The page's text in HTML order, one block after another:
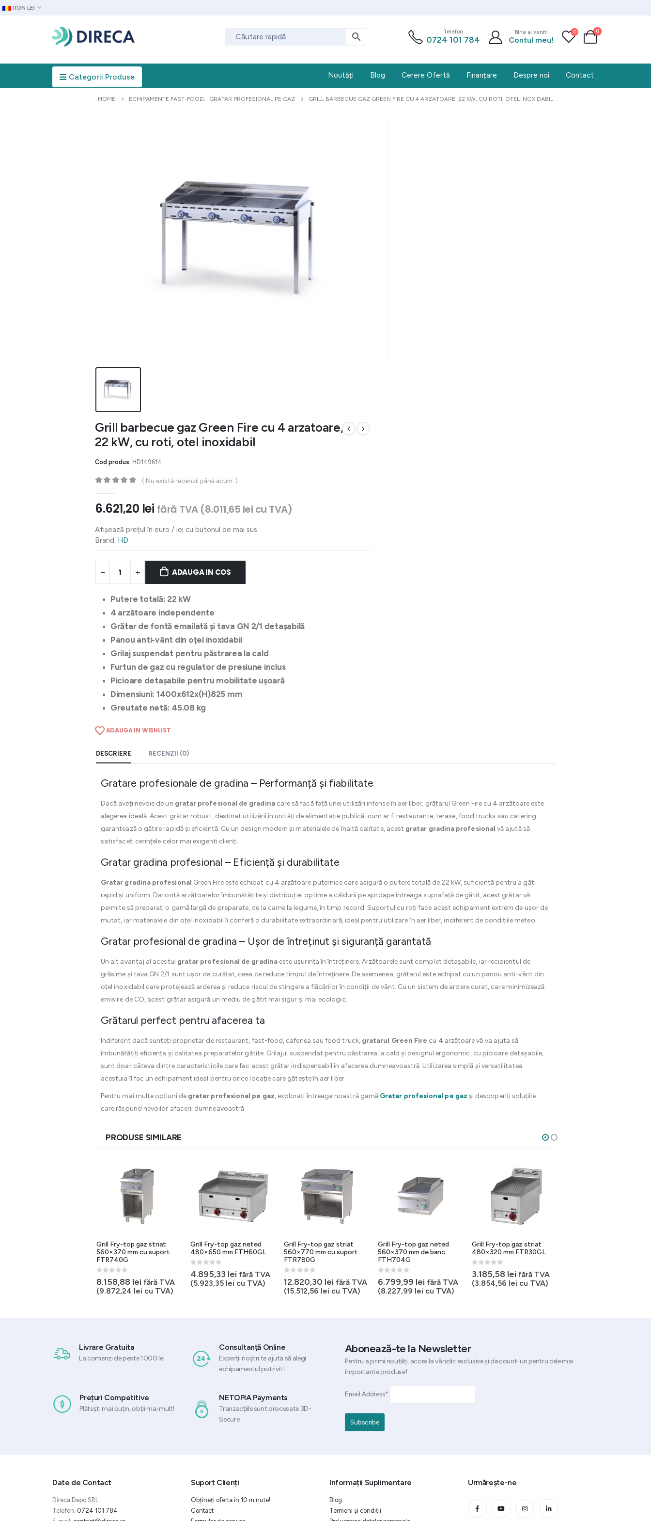
RON LEI
Telefon
0724 101 784
Bine ai venit!
Contul meu!
0 0
Categorii Produse Noutăți Blog Cerere Ofertă Finanțare Despre noi Contact
HOME ECHIPAMENTE FAST-FOOD, GRATAR PROFESIONAL PE GAZ GRILL BARBECUE GAZ GREEN FIRE CU 4 ARZATOARE, 22 KW, CU ROTI, OTEL INOXIDABIL
Grill barbecue gaz Green Fire cu 4 arzatoare,
22 kW, cu roti, otel inoxidabil
Cod produs: HD149614
( Nu există recenzii până acum. )
6.621,20 lei fără TVA (8.011,65 lei cu TVA)
Afișează prețul în euro / lei cu butonul de mai sus
Brand: HD
ADAUGA IN COS
Putere totală: 22 kW
4 arzătoare independente
Grătar de fontă emailată și tava GN 2/1 detașabilă
Panou anti-vânt din oțel inoxidabil
Grilaj suspendat pentru păstrarea la cald
Furtun de gaz cu regulator de presiune inclus
Picioare detașabile pentru mobilitate ușoară
Dimensiuni: 1400x612x(H)825 mm
Greutate netă: 45.08 kg
ADAUGA IN WISHLIST
DESCRIERE RECENZII (0)
Gratare profesionale de gradina – Performanță și fiabilitate
Dacă aveți nevoie de un gratar profesional de gradinacare să facă față unei utilizări intense în aer liber, grătarul Green Fire cu 4 arzătoare este
alegerea ideală. Acest grătar robust, destinat utilizării în unități de alimentație publică, cum ar fi restaurante, terase, food trucks sau catering,
garantează o gătire rapidă și eficientă. Cu un design modern și materialele de înaltă calitate, acest gratar gradina profesional vă ajută să
satisfaceți cerințele celor mai exigenti clienți.
Gratar gradina profesional – Eficiență și durabilitate
Gratar gradina profesional Green Fire este echipat cu 4 arzătoare puternice care asigură o putere totală de 22 kW, suficientă pentru a găti
rapid și uniform. Datorită arzătoarelor îmbunătățite și distribuției optime a căldurii pe aproape întreaga suprafață de gătit, acest grătar vă
permite să preparați o gamă largă de preparate, de la carne la legume, în timp record. Suportul cu roți face acest echipament extrem de ușor de
mutat, iar materialele din oțel inoxidabil îi conferă o durabilitate extraordinară, ideal pentru utilizare în aer liber, indiferent de condițiile meteo.
Gratar profesional de gradina – Ușor de întreținut și siguranță garantată
Un alt avantaj al acestui gratar profesional de gradinaeste ușurința în întreținere. Arzătoarele sunt complet detașabile, iar recipientul de
grăsime și tava GN 2/1 sunt ușor de curățat, ceea ce reduce timpul de întreținere. De asemenea, grătarul este echipat cu un panou anti-vânt din
oțel inoxidabil care protejează arderea și reduce riscul de stingere a flăcărilor în condiții de vânt. Cu un sistem de ardere curat, care minimizează
emisiile de CO, acest grătar asigură un mediu de gătit mai sigur și mai ecologic.
Grătarul perfect pentru afacerea ta
Indiferent dacă sunteți proprietar de restaurant, fast-food, cafenea sau food truck, gratarul Green Fire cu 4 arzătoare vă va ajuta să
îmbunătățiți eficiența și calitatea preparatelor gătite. Grilajul suspendat pentru păstrarea la cald și designul ergonomic, cu picioare detașabile,
sunt doar câteva dintre caracteristicile care fac acest grătar indispensabil în afacerea dumneavoastră. Utilizarea simplă și versatilitatea
acestuia îl fac un echipament ideal pentru orice locație care gătește în aer liber.
Pentru mai multe opțiuni de gratar profesional pe gaz, explorați întreaga noastră gamă Gratar profesional pe gaz și descoperiți soluțiile
care răspund nevoilor afacerii dumneavoastră.
PRODUSE SIMILARE
Grill Fry-top gaz striat
560×370 mm cu suport
FTR740G
0out of 5
8.158,88 lei fără TVA
(9.872,24 lei cu TVA)
Grill Fry-top gaz neted
480×650 mm FTH60GL
0out of 5
4.895,33 lei fără TVA
(5.923,35 lei cu TVA)
Grill Fry-top gaz striat
560×770 mm cu suport
FTR780G
0 out of 5
12.820,30 lei fără TVA
(15.512,56 lei cu TVA)
Grill Fry-top gaz neted
560×370 mm de banc
FTH704G
0out of 5
6.799,99 lei fără TVA
(8.227,99 lei cu TVA)
Grill Fry-top gaz striat
480×320 mm FTR30GL
0out of 5
3.185,58 lei fără TVA
(3.854,56 lei cu TVA)
Livrare Gratuita
La comenzi de peste 1000 lei
Consultanță Online
Experții noștri te ajuta să alegi
echipamentul potrivit!
Prețuri Competitive
Plătești mai puțin, obții mai mult!
NETOPIA Payments
Tranzacțiile sunt procesate 3D-
Secure
Abonează-te la Newsletter
Pentru a primi noutăți, acces la vânzări exclusive și discount-uri pentru cele mai
importante produse!
Email Address*
Date de Contact
Direca Depo SRL
Telefon: 0724 101 784
Suport Clienți
Obțineți oferta in 10 minute!
Contact
Informații Suplimentare
Blog
Termeni și condiții
Urmărește-ne